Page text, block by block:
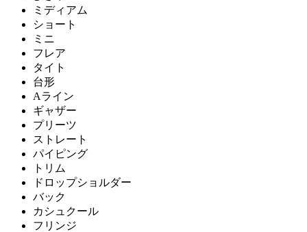
ミディアム
ショート
ミニ
フレア
タイト
台形
Aライン
ギャザー
プリーツ
ストレート
パイピング
トリム
ドロップショルダー
バック
カシュクール
フリンジ